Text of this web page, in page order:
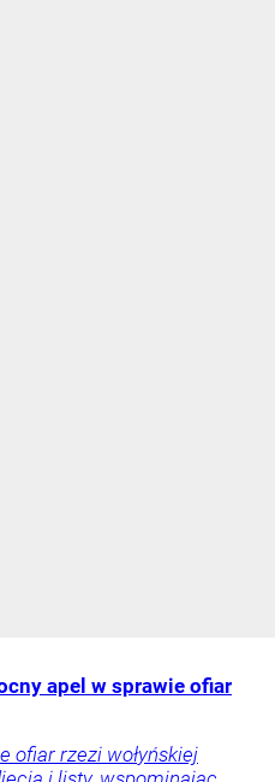
apel w sprawie ofiar
ofiar rzezi wołyńskiej